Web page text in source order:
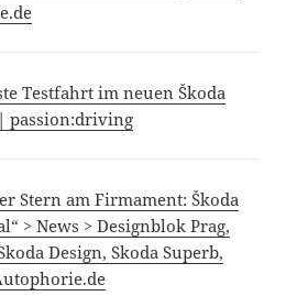
Testfahrt im neuen Škoda
passion:driving
Stern am Firmament: Škoda
> News > Designblok Prag,
Design, Skoda Superb,